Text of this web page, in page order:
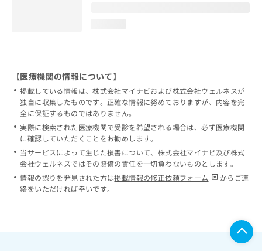
【医療機関の情報について】
掲載している情報は、株式会社マイナビおよび株式会社ウェルネスが
独自に収集したものです。正確な情報に努めておりますが、内容を完
全に保証するものではありません。
実際に検索された医療機関で受診を希望される場合は、必ず医療機関
に確認していただくことをお勧めします。
当サービスによって生じた損害について、株式会社マイナビ及び株式
会社ウェルネスではその賠償の責任を一切負わないものとします。
情報の誤りを発見された方は掲載情報の修正依頼フォーム
からご連
絡をいただければ幸いです。